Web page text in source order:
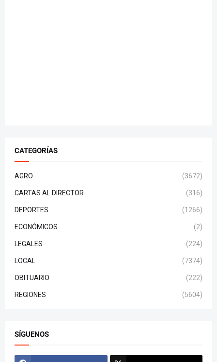
CATEGORÍAS
AGRO (3672)
CARTAS AL DIRECTOR (316)
DEPORTES (1266)
ECONÓMICOS (2)
LEGALES (224)
LOCAL (7374)
OBITUARIO (222)
REGIONES (5604)
SÍGUENOS